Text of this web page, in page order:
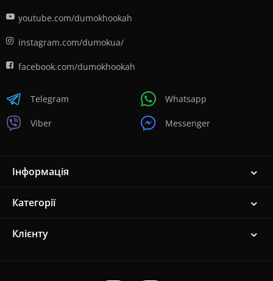
youtube.com/dumokhookah
instagram.com/dumokua/
facebook.com/dumokhookah
Telegram
Viber
Whatsapp
Messenger
Інформація
Категорії
Клієнту